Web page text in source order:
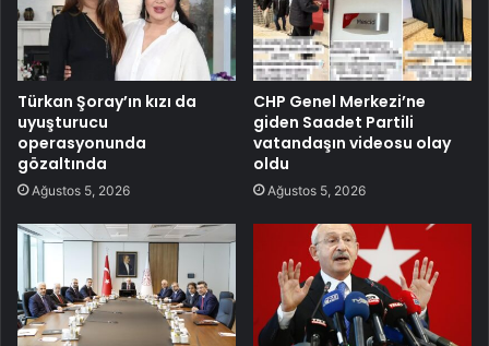
Türkan Şoray’ın kızı da
uyuşturucu
operasyonunda
gözaltında
Ağustos 5, 2026
CHP Genel Merkezi’ne
giden Saadet Partili
vatandaşın videosu olay
oldu
Ağustos 5, 2026